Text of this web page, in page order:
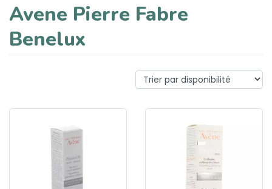
Avene Pierre Fabre
Benelux